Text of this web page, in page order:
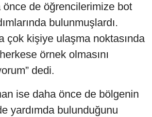
önce de öğrencilerimize bot
bulunmuşlardı.
çok kişiye ulaşma noktasında
örnek olmasını
dedi.
ise daha önce de bölgenin
yardımda bulunduğunu